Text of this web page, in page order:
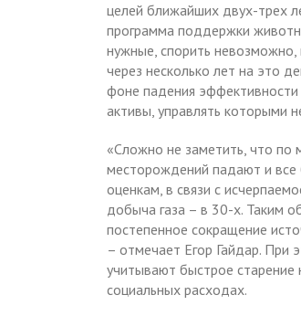
целей ближайших двух-трех
программа поддержки
нужные, спорить невозможно,
через несколько лет на это
фоне падения эффективности
активы, управлять которыми
«Сложно не заметить, что по
месторождений падают и
оценкам, в связи с
добыча газа – в 30-х. Таким
постепенное сокращение
– отмечает Егор Гайдар. При
учитывают быстрое старение
социальных расходах.